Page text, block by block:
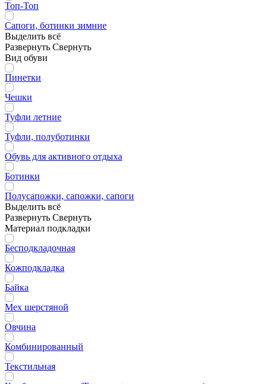
Топ-Топ
Сапоги, ботинки зимние
Выделить всё
Развернуть Свернуть
Вид обуви
Пинетки
Чешки
Туфли летние
Туфли, полуботинки
Обувь для активного отдыха
Ботинки
Полусапожки, сапожки, сапоги
Выделить всё
Развернуть Свернуть
Материал подкладки
Бесподкладочная
Кожподкладка
Байка
Мех шерстяной
Овчина
Комбинированный
Текстильная